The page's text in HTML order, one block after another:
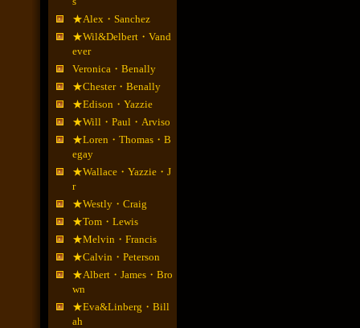
★Alex・Sanchez
★Wil&Delbert・Vand
ever
Veronica・Benally
★Chester・Benally
★Edison・Yazzie
★Will・Paul・Arviso
★Loren・Thomas・B
egay
★Wallace・Yazzie・J
r
★Westly・Craig
★Tom・Lewis
★Melvin・Francis
★Calvin・Peterson
★Albert・James・Bro
wn
★Eva&Linberg・Bill
ah